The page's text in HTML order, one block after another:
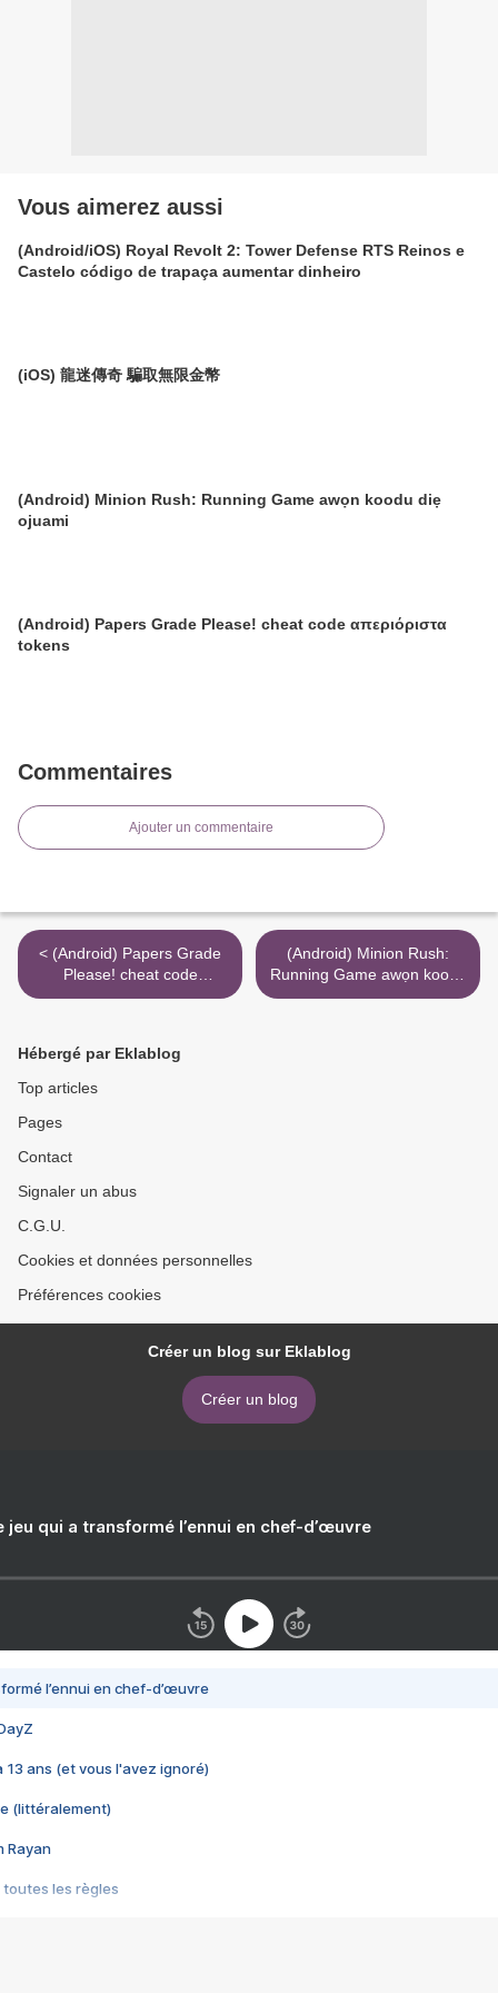
Vous aimerez aussi
(Android/iOS) Royal Revolt 2: Tower Defense RTS Reinos e
Castelo código de trapaça aumentar dinheiro
(iOS) 龍迷傳奇 騙取無限金幣
(Android) Minion Rush: Running Game awọn koodu diẹ
ojuami
(Android) Papers Grade Please! cheat code απεριόριστα
tokens
Commentaires
Ajouter un commentaire
< (Android) Papers Grade
Please! cheat code
απεριόριστα tokens
(Android) Minion Rush:
Running Game awọn koodu
diẹ ojuami >
Hébergé par Eklablog
Top articles
Pages
Contact
Signaler un abus
C.G.U.
Cookies et données personnelles
Préférences cookies
Créer un blog sur Eklablog
Créer un blog
jeu qui a transformé l’ennui en chef-d’œuvre
l’ennui en chef-d’œuvre
13 ans (et vous l'avez ignoré)
(littéralement)
Rayan
toutes les règles